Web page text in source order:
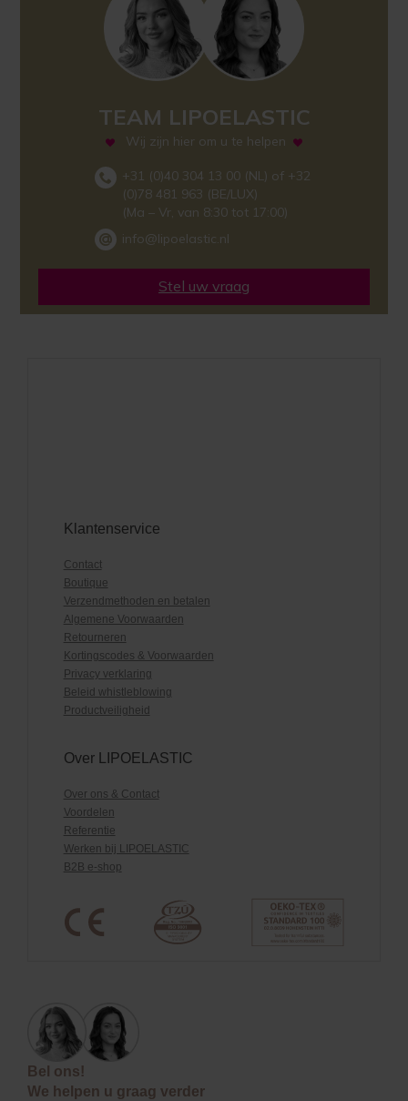
TEAM LIPOELASTIC
Wij zijn hier om u te helpen
+31 (0)40 304 13 00 (NL) of +32
(0)78 481 963 (BE/LUX)
(Ma – Vr, van 8:30 tot 17:00)
info@lipoelastic.nl
Stel uw vraag
Klantenservice
Contact
Boutique
Verzendmethoden en betalen
Algemene Voorwaarden
Retourneren
Kortingscodes & Voorwaarden
Privacy verklaring
Beleid whistleblowing
Productveiligheid
Over LIPOELASTIC
Over ons & Contact
Voordelen
Referentie
Werken bij LIPOELASTIC
B2B e-shop
Bel ons!
We helpen u graag verder